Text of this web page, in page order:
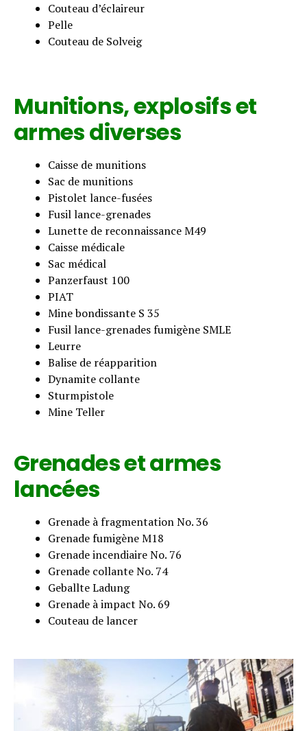
Couteau d’éclaireur
Pelle
Couteau de Solveig
Munitions, explosifs et
armes diverses
Caisse de munitions
Sac de munitions
Pistolet lance-fusées
Fusil lance-grenades
Lunette de reconnaissance M49
Caisse médicale
Sac médical
Panzerfaust 100
PIAT
Mine bondissante S 35
Fusil lance-grenades fumigène SMLE
Leurre
Balise de réapparition
Dynamite collante
Sturmpistole
Mine Teller
Grenades et armes
lancées
Grenade à fragmentation No. 36
Grenade fumigène M18
Grenade incendiaire No. 76
Grenade collante No. 74
Geballte Ladung
Grenade à impact No. 69
Couteau de lancer